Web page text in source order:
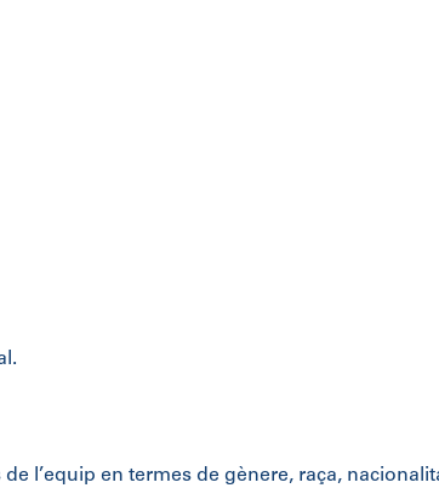
l’equip en termes de gènere, raça,